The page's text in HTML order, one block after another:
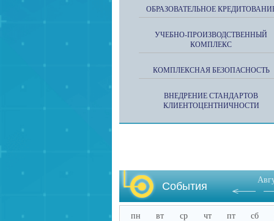
ОБРАЗОВАТЕЛЬНОЕ
УЧЕБНО-ПРОИЗВОДСТВЕННЫЙ
КОМПЛЕКС
КОМПЛЕКСНАЯ БЕЗОПАСНОСТЬ
ВНЕДРЕНИЕ СТАНДАРТОВ
КЛИЕНТОЦЕНТНИЧНОСТИ
События
пн вт ср чт пт сб